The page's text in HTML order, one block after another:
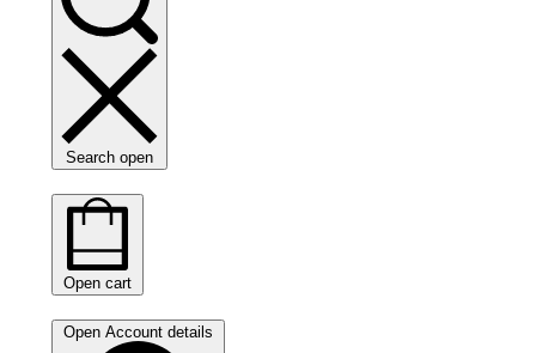
Search open
Open cart
Open Account details